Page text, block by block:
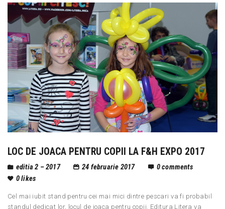
LOC DE JOACA PENTRU COPII LA F&H EXPO 2017
editia 2 – 2017 24 februarie 2017 0comments
0likes
Cel mai iubit stand pentru cei mai mici dintre pescari va fi probabil
standul dedicat lor, locul de joaca pentru copii. Editura Litera va